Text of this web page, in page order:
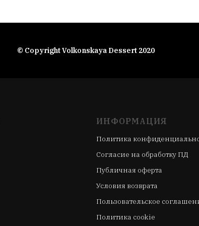
© Copyright Volkonskaya Dessert 2020
ИНФОРМАЦИЯ
Политика
Согласие на обработку ПД
Публичная оферта
Условия возврата
Пользовательское
Политика cookie